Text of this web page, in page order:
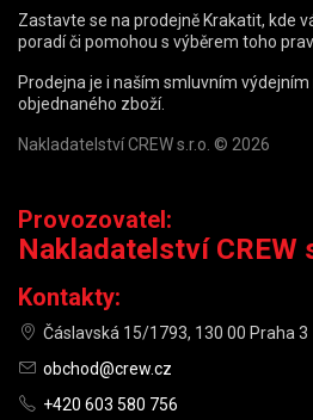
Zastavte se na prodejně Krakatit, kde
poradí či pomohou s výběrem toho
Prodejna je i naším smluvním
objednaného zboží.
Nakladatelství CREW s.r.o. © 2026
Provozovatel:
Nakladatelství CREW
Kontakty:
Čáslavská 15/1793, 130 00 Praha 3
obchod@crew.cz
+420 603 580 756